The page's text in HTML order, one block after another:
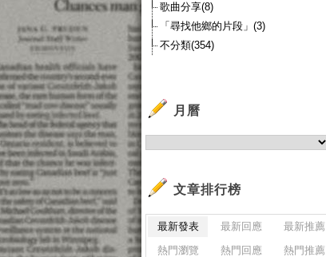
歌曲分享(8)
「尋找他鄉的片段」(3)
不分類(354)
月曆
文章排行榜
最新發表 最新回應
最新推薦
熱門瀏覽
熱門回應 熱門推薦